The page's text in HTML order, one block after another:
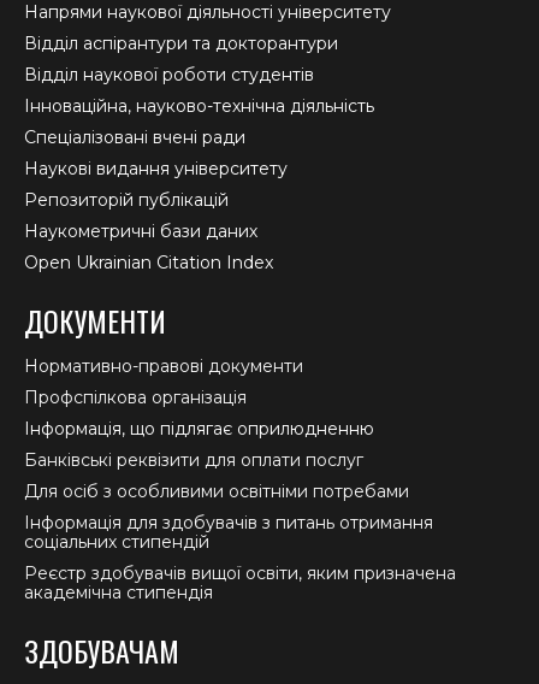
Напрями наукової діяльності університету
Відділ аспірантури та докторантури
Відділ наукової роботи студентів
Інноваційна, науково-технічна діяльність
Спеціалізовані вчені ради
Наукові видання університету
Репозиторій публікацій
Наукометричні бази даних
Open Ukrainian Citation Index
ДОКУМЕНТИ
Нормативно-правові документи
Профспілкова організація
Інформація, що підлягає оприлюдненню
Банківські реквізити для оплати послуг
Для осіб з особливими освітніми потребами
Інформація для здобувачів з питань отримання
соціальних стипендій
Реєстр здобувачів вищої освіти, яким призначена
академічна стипендія
ЗДОБУВАЧАМ